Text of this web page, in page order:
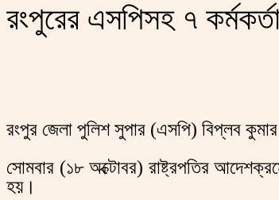
রংপুরের এসপিসহ ৭
রংপুর জেলা পুলিশ সুপার (এসপি) বিপ্লব কুমার
সোমবার (১৮ অক্টোবর) রাষ্ট্রপতির
হয়।